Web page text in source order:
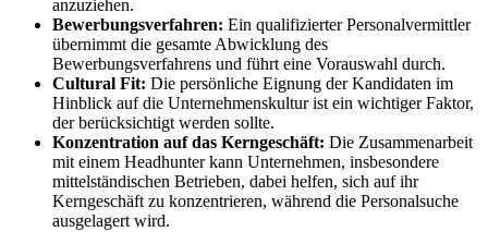
anzuziehen.
Bewerbungsverfahren: Ein qualifizierter Personalvermittler
übernimmt die gesamte Abwicklung des
Bewerbungsverfahrens und führt eine Vorauswahl durch.
Cultural Fit: Die persönliche Eignung der Kandidaten im
Hinblick auf die Unternehmenskultur ist ein wichtiger Faktor,
der berücksichtigt werden sollte.
Konzentration auf das Kerngeschäft: Die Zusammenarbeit
mit einem Headhunter kann Unternehmen, insbesondere
mittelständischen Betrieben, dabei helfen, sich auf ihr
Kerngeschäft zu konzentrieren, während die Personalsuche
ausgelagert wird.